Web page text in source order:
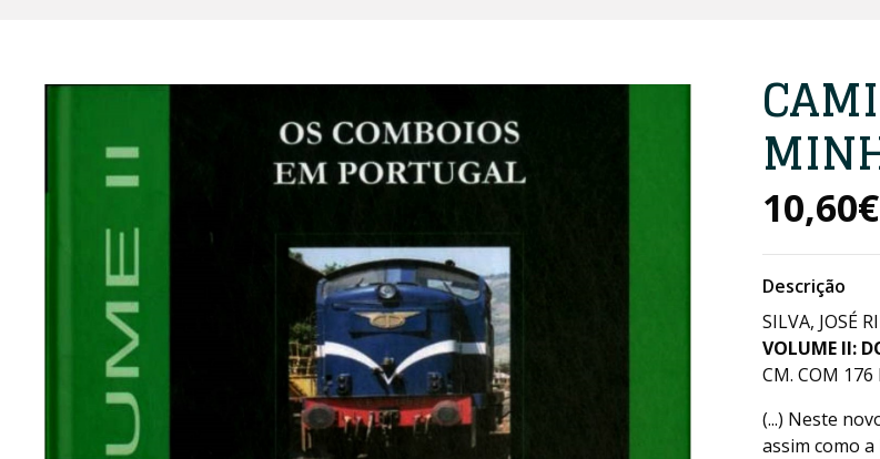
10,60€
Descrição
SILVA, JOSÉ
VOLUME II:
CM. COM 176
(...) Neste
assim como